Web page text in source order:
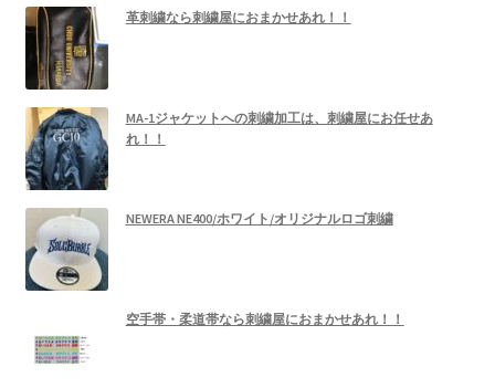
革刺繍なら刺繍屋におまかせあれ！！
MA-1ジャケットへの刺繍加工は、刺繍屋にお任せあ
れ！！
NEWERA NE400/ホワイト/オリジナルロゴ刺繍
空手帯・柔道帯なら刺繍屋におまかせあれ！！